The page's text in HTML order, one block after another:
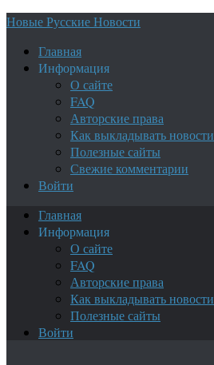
Новые Русские Новости
Главная
Информация
О сайте
FAQ
Авторские права
Как выкладывать новости
Полезные сайты
Свежие комментарии
Войти
Главная
Информация
О сайте
FAQ
Авторские права
Как выкладывать новости
Полезные сайты
Войти